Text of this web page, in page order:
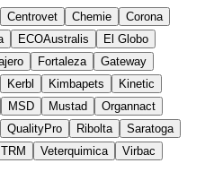
Centrovet Chemie
Corona
ECOAustralis
El Globo
Fortaleza
Gateway
Kerbl Kimbapets
Kinetic
MSD Mustad
Organnact
QualityPro Ribolta
Saratoga
TRM Veterquimica
Virbac